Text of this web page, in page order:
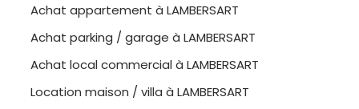
Achat appartement à LAMBERSART
Achat parking / garage à LAMBERSART
Achat local commercial à LAMBERSART
Location maison / villa à LAMBERSART